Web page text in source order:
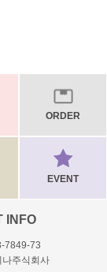
ORDER
EVENT
INFO
7849-73
나주식회사